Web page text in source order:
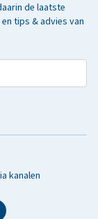
de laatste
tips & advies van
kanalen